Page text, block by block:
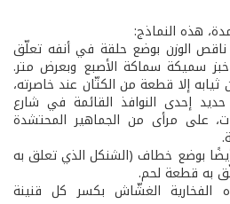
هذه النماذج:
ناقص الوزن بوضع حلقة في أنفه تعلّق
سميكة سماكة الأصبع وبعرض متر.
إلا قطعة من الكتّان عند خاصرته،
إحدى النوافذ القائمة في شارع
على مرأى من الجماهير المحتشدة
بوضع خطاف (الشنكل الذي تعلق به
به قطعة لحم.
الفخارية الغشّاش بكسر كل قنينة